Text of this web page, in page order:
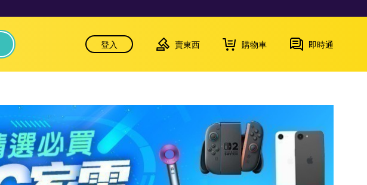
登入 賣東西 購物車 即時通